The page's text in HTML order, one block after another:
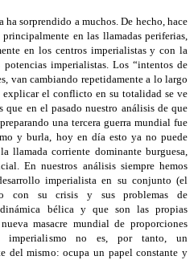
sorprendido a muchos. De hecho, hace
en las llamadas periferias,
en los centros imperialistas y con la
imperialistas. Los “intentos de
van cambiando repetidamente a lo largo
explicar el conflicto en su totalidad se ve
en el pasado nuestro análisis de que
una tercera guerra mundial fue
y burla, hoy en día esto ya no puede
llamada corriente dominante burguesa,
En nuestros análisis siempre hemos
imperialista en su conjunto (el
con su crisis y sus problemas de
bélica y que son las propias
masacre mundial de proporciones
imperialismo no es, por tanto, un
del mismo: ocupa un papel constante y